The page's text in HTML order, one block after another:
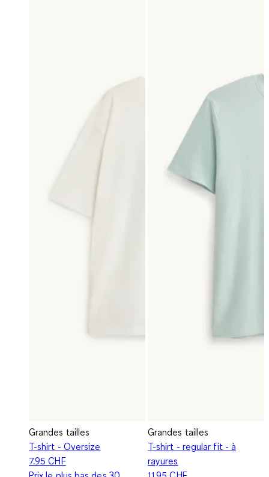
Grandes tailles
T-shirt - Oversize
7.95 CHF
Grandes tailles
T-shirt - regular fit - à
rayures